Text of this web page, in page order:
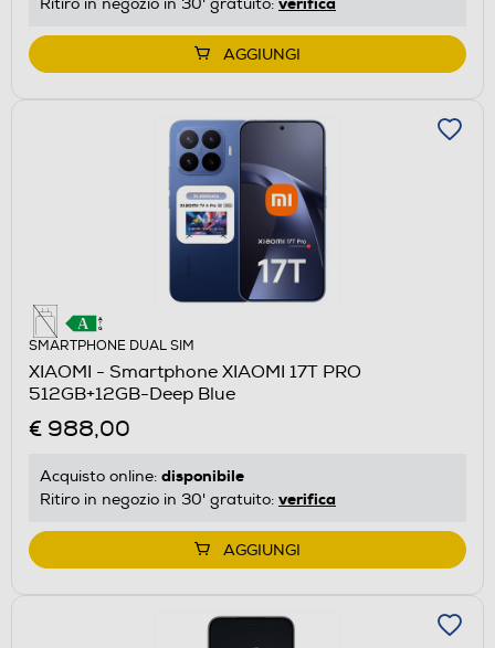
AGGIUNGI
SMARTPHONE DUAL SIM
XIAOMI - Smartphone XIAOMI 17T PRO
512GB+12GB-Deep Blue
€ 988,00
Acquisto online: disponibile
Ritiro in negozio in 30' gratuito: verifica
AGGIUNGI